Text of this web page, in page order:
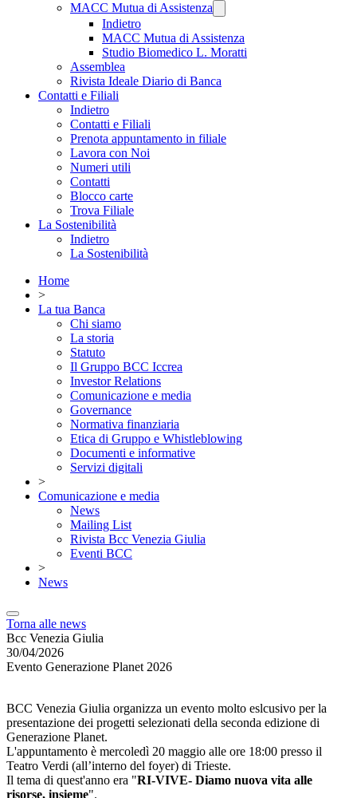
MACC Mutua di Assistenza
Indietro
MACC Mutua di Assistenza
Studio Biomedico L. Moratti
Assemblea
Rivista Ideale Diario di Banca
Contatti e Filiali
Indietro
Contatti e Filiali
Prenota appuntamento in filiale
Lavora con Noi
Numeri utili
Contatti
Blocco carte
Trova Filiale
La Sostenibilità
Indietro
La Sostenibilità
Home
>
La tua Banca
Chi siamo
La storia
Statuto
Il Gruppo BCC Iccrea
Investor Relations
Comunicazione e media
Governance
Normativa finanziaria
Etica di Gruppo e Whistleblowing
Documenti e informative
Servizi digitali
>
Comunicazione e media
News
Mailing List
Rivista Bcc Venezia Giulia
Eventi BCC
>
News
Torna alle news
Bcc Venezia Giulia
30/04/2026
Evento Generazione Planet 2026
BCC Venezia Giulia organizza un evento molto eslcusivo per la
presentazione dei progetti selezionati della seconda edizione di
Generazione Planet.
L'appuntamento è mercoledì 20 maggio alle ore 18:00 presso il
Teatro Verdi (all’interno del foyer) di Trieste.
Il tema di quest'anno era "RI-VIVE- Diamo nuova vita alle
risorse, insieme".